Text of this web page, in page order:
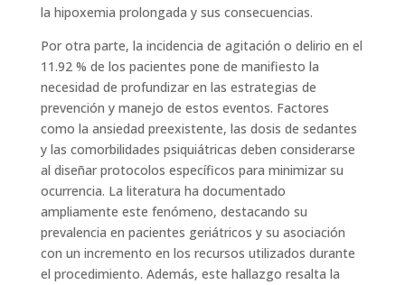
la hipoxemia prolongada y sus consecuencias.
Por otra parte, la incidencia de agitación o delirio en el
11.92 % de los pacientes pone de manifiesto la
necesidad de profundizar en las estrategias de
prevención y manejo de estos eventos. Factores
como la ansiedad preexistente, las dosis de sedantes
y las comorbilidades psiquiátricas deben considerarse
al diseñar protocolos específicos para minimizar su
ocurrencia. La literatura ha documentado
ampliamente este fenómeno, destacando su
prevalencia en pacientes geriátricos y su asociación
con un incremento en los recursos utilizados durante
el procedimiento. Además, este hallazgo resalta la